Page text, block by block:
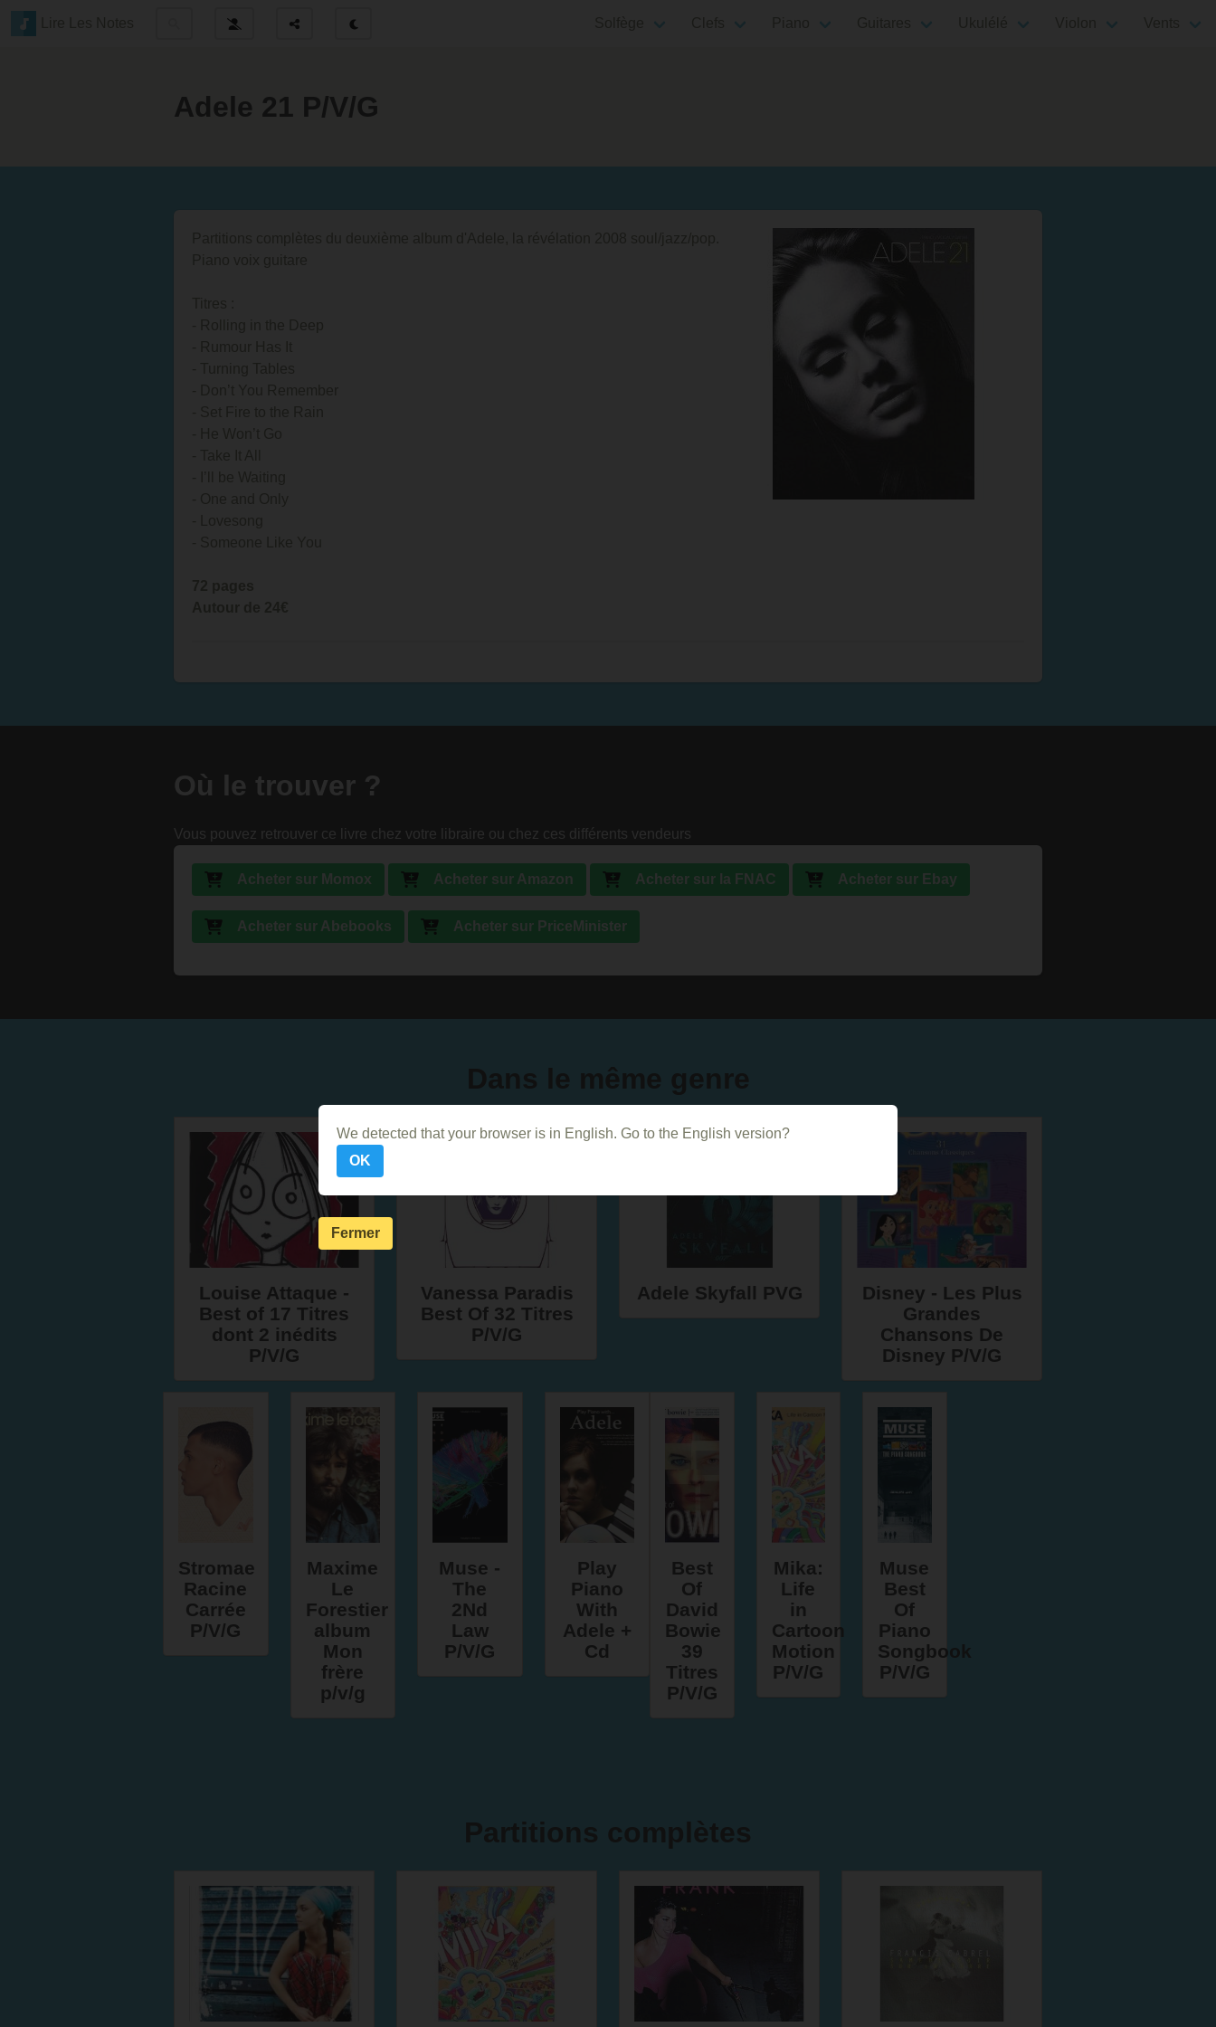
Adele 21 P/V/G
Où le trouver ?
Vous pouvez retrouver ce livre chez votre libraire ou chez ces différents vendeurs
Acheter sur Momox Acheter sur Amazon Acheter sur la FNAC Acheter sur Ebay
Acheter sur Abebooks Acheter sur PriceMinister
Louise Attaque -
Best of 17 Titres
dont 2 inédits
P/V/G
Vanessa Paradis
Best Of 32 Titres
P/V/G
Adele Skyfall PVG
Disney - Les Plus
Grandes
Chansons De
Disney P/V/G
Stromae
Racine
Carrée
P/V/G
Maxime
Le
Forestier
album
Mon
frère
p/v/g
Muse -
The
2Nd
Law
P/V/G
Play
Piano
With
Adele +
Cd
Best
Of
David
Bowie
39
Titres
P/V/G
Mika:
Life
in
Cartoon
Motion
P/V/G
Muse
Best
Of
Piano
Songbook
P/V/G
We detected that your browser is in English. Go to the English version?
OK
Fermer